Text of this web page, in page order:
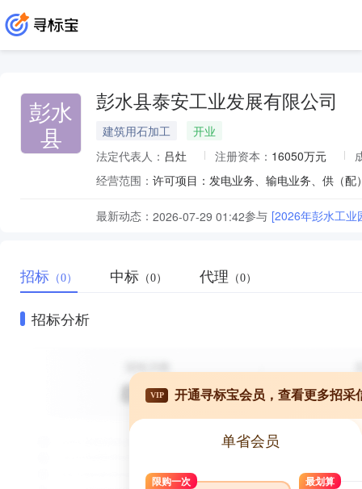
彭水
县
彭水县泰安工业发展有限公司
建筑用石加工
开业
法定代表人： 吕灶 注册资本： 16050万元
经营范围：
最新动态： 2026-07-29 01:42参与 [2026年彭水工业
招标 （0） 中标 （0） 代理 （0）
招标分析
VIP 开通寻标宝会员，查看更多招采
单省会员
限购一次 最划算